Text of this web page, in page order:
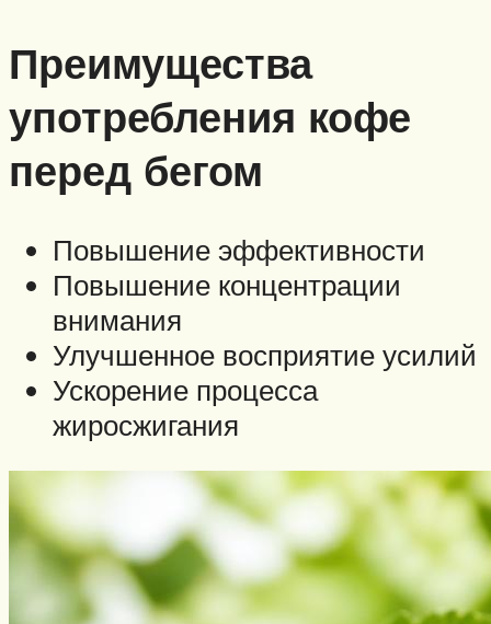
Преимущества
употребления кофе
перед бегом
Повышение эффективности
Повышение концентрации
внимания
Улучшенное восприятие усилий
Ускорение процесса
жиросжигания